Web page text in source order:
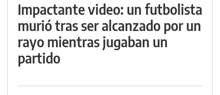
Impactante video: un futbolista
murió tras ser alcanzado por un
rayo mientras jugaban un
partido